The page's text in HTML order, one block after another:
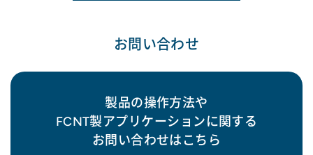
お問い合わせ
製品の操作方法や
FCNT製アプリケーションに関する
お問い合わせはこちら